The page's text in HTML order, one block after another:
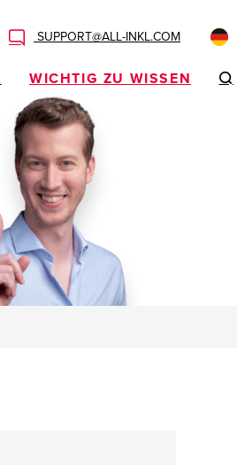
SUPPORT@ALL-INKL.COM
WICHTIG ZU WISSEN